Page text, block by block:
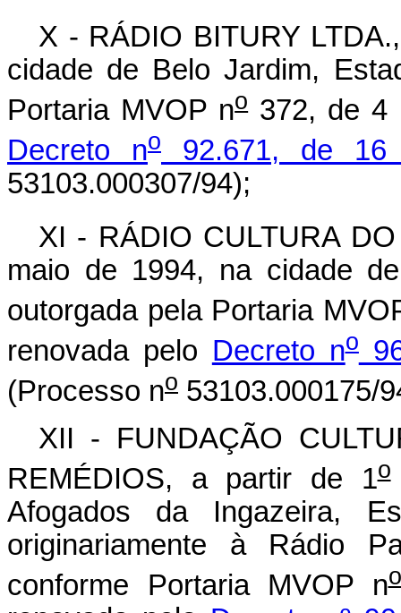
X - RÁDIO BITURY
cidade de Belo Jardim,
Portaria MVOP no372, de 4
Decreto no
92.671, de
53103.000307/94);
XI - RÁDIO CULTURA
maio de 1994, na cidade
outorgada pela Portaria
renovada pelo Decreto no
(Processo no 53103.000175/
XII - FUNDAÇÃO
REMÉDIOS, a partir de 1o
Afogados da Ingazeira,
originariamente à Rádio
conforme Portaria MVOP no